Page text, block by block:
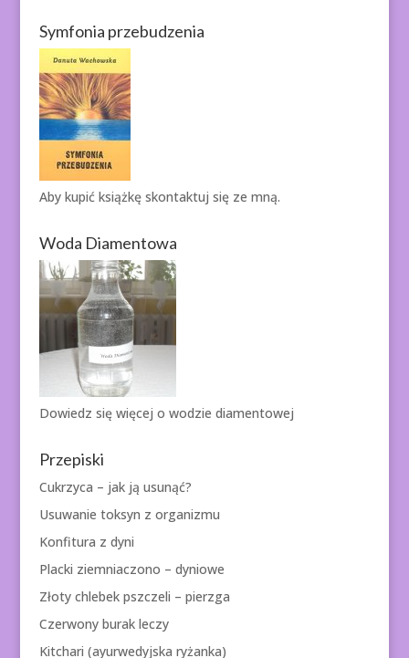
Symfonia przebudzenia
Aby kupić książkę skontaktuj się ze mną.
Woda Diamentowa
Dowiedz się więcej o wodzie diamentowej
Przepiski
Cukrzyca – jak ją usunąć?
Usuwanie toksyn z organizmu
Konfitura z dyni
Placki ziemniaczono – dyniowe
Złoty chlebek pszczeli – pierzga
Czerwony burak leczy
Kitchari (ayurwedyjska ryżanka)